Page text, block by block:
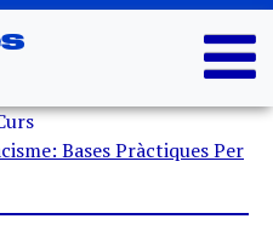
Bases Pràctiques Per